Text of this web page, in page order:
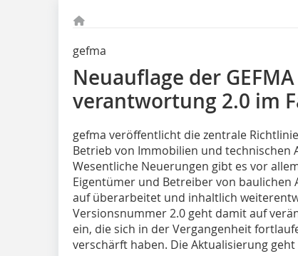
gefma
Neuauflage der
verantwortung 2.0 im
gefma veröffentlicht die zentrale
Betrieb von Immobilien und technischen
Wesentliche Neuerungen gibt es vor
Eigentümer und Betreiber von
auf überarbeitet und inhaltlich
Versionsnummer 2.0 geht damit auf
ein, die sich in der Vergangenheit
verschärft haben. Die Aktualisierung geht